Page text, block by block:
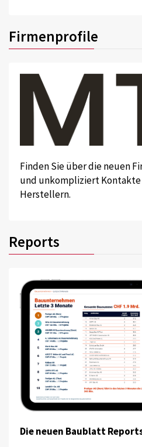
Firmenprofile
Finden Sie über die neuen
und unkompliziert
Herstellern.
Reports
Die neuen Baublatt